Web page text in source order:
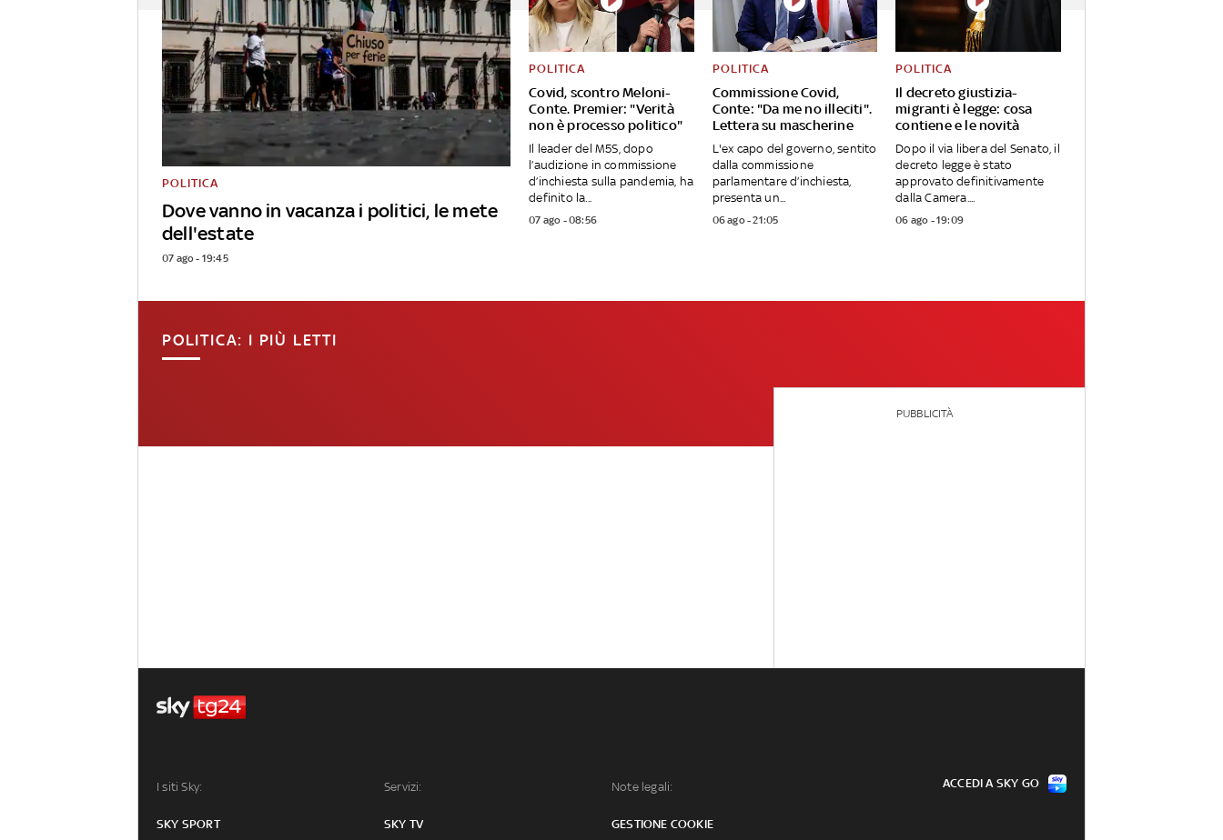
Dove vanno in vacanza i politici, le mete
dell'estate
POLITICA
07 ago - 19:45
Covid, scontro Meloni-
Conte. Premier: "Verità
non è processo politico"
POLITICA
Il leader del M5S, dopo
l’audizione in commissione
d’inchiesta sulla pandemia, ha
definito la...
07 ago - 08:56
Commissione Covid,
Conte: "Da me no illeciti".
Lettera su mascherine
POLITICA
L'ex capo del governo, sentito
dalla commissione
parlamentare d’inchiesta,
presenta un...
06 ago - 21:05
Il decreto giustizia-
migranti è legge: cosa
contiene e le novità
POLITICA
Dopo il via libera del Senato, il
decreto legge è stato
approvato definitivamente
dalla Camera....
06 ago - 19:09
POLITICA: I PIÙ LETTI
PUBBLICITÀ
I siti Sky:
SKY SPORT
Servizi:
SKY TV
Note legali:
GESTIONE COOKIE
ACCEDI A SKY GO